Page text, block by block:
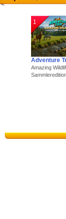
1
Adventure
Amazing